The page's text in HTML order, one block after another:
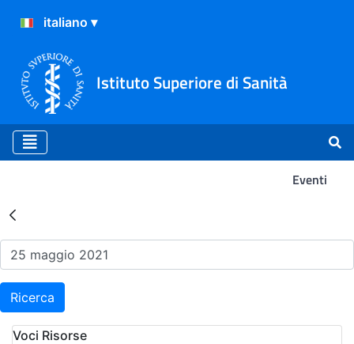
Istituto Superiore di Sanità
Eventi
Risultati della Ricerca -
Ricerca
Voci Risorse